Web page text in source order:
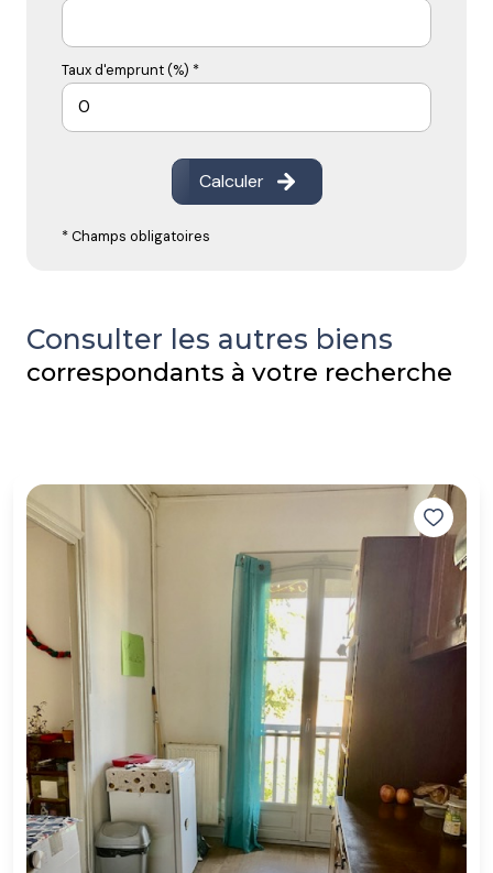
Taux d'emprunt (%) *
Calculer
* Champs obligatoires
Consulter les autres biens
correspondants à votre recherche